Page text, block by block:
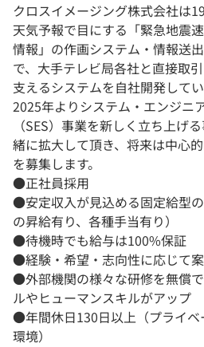
クロスイメージング株式会社は
天気予報で目にする「緊急地震
情報」の作画システム・情報送
で、大手テレビ局各社と直接取
支えるシステムを自社開発してい
2025年よりシステム・エンジニ
（SES）事業を新しく立ち上げ
緒に拡大して頂き、将来は中心
を募集します。
●正社員採用
●安定収入が見込める固定給型
の昇給有り、各種手当有り）
●待機時でも給与は100%保証
●経験・希望・志向性に応じて
●外部機関の様々な研修を無償
ルやヒューマンスキルがアップ
●年間休日130日以上（プライベ
環境）